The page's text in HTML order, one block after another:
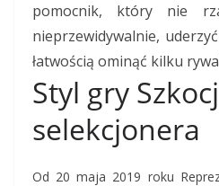
pomocnik, który nie
nieprzewidywalnie,
łatwością ominąć kilku
Styl gry
selekcjonera
Od 20 maja 2019 roku